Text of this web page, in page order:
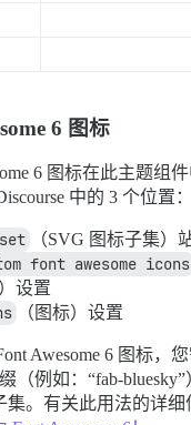
6 图标
6 图标在此主题组
中的 3 个位置：
（SVG 图标子集）
font awesome icons
设置
（图标）设置
Awesome 6 图标，
（例如：“fab-
集。有关此用法的详细